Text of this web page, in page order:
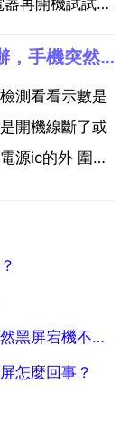
量 鍵 進入
蘋果手機突然黑屏開不了機怎麼辦，手機突然黑屏，開不了機
測看看示數是
開機線斷了或
源ic的外 圍電
電源，然後按
華為手機一直黑屏怎麼辦，華為手機突然黑屏宕機不能重啟應該怎麼辦？
怎麼回事？